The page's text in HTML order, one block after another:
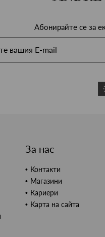
Абонирайте се за
За нас
Контакти
Магазини
Кариери
Карта на сайта